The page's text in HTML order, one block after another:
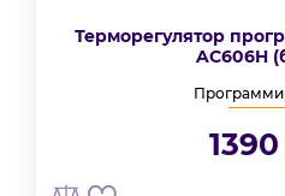
Терморегулятор
AC606H
1390